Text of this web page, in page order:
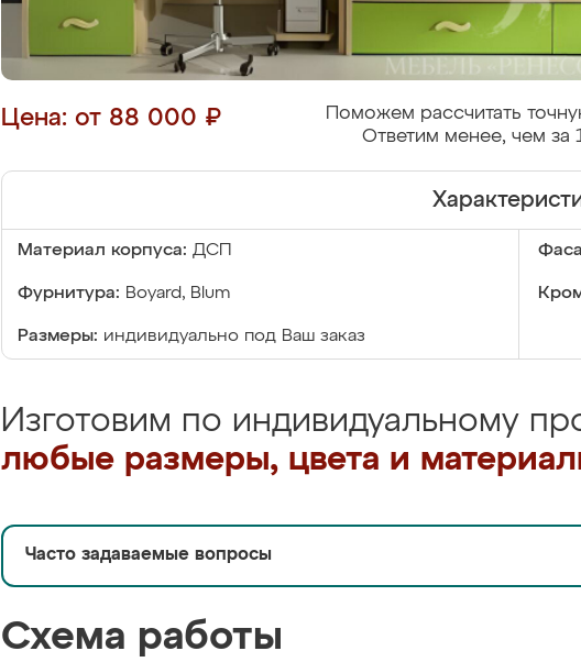
Цена: от 88 000 ₽
Поможем рассчитать
Ответим менее, чем за
Материал корпуса: ДСП
Фурнитура: Boyard, Blum
Размеры: индивидуально под Ваш заказ
Изготовим по индивидуальному
любые размеры, цвета и
Часто задаваемые вопросы
Схема работы